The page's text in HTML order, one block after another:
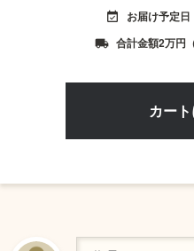
event_available お届け予定
local_shipping 合計金額2万円